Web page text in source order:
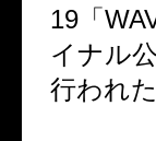
19 「
イナル
行われた